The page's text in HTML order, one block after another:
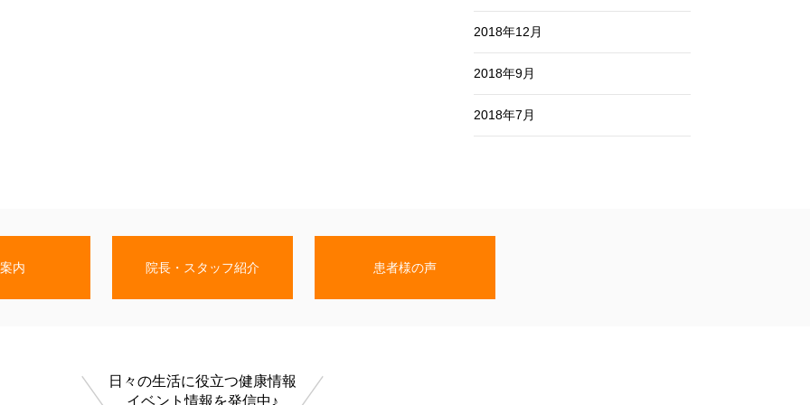
2018年12月
2018年9月
2018年7月
内 院長・スタッフ紹介 患者様の声
日々の生活に役立つ健康情報
イベント情報を発信中♪